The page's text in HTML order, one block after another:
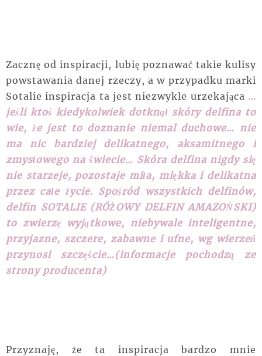
Zacznę od inspiracji, lubię poznawać takie kulisy
powstawania danej rzeczy, a w przypadku marki
Sotalie inspiracja ta jest niezwykle urzekająca …
jeśli ktoś kiedykolwiek dotknął skóry delfina to
wie, że jest to doznanie niemal duchowe… nie
ma nic bardziej delikatnego, aksamitnego i
zmysłowego na świecie… Skóra delfina nigdy się
nie starzeje, pozostaje miła, miękka i delikatna
przez całe życie. Spośród wszystkich delfinów,
delfin SOTALIE (RÓŻOWY DELFIN AMAZOŃSKI)
to zwierzę wyjątkowe, niebywale inteligentne,
przyjazne, szczere, zabawne i ufne, wg wierzeń
przynosi szczęście…(informacje pochodzą ze
strony producenta)
Przyznaję, że ta inspiracja bardzo mnie